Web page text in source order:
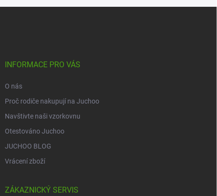
INFORMACE PRO VÁS
O nás
Proč rodiče nakupují na Juchoo
Navštivte naši vzorkovnu
Otestováno Juchoo
JUCHOO BLOG
Vrácení zboží
ZÁKAZNICKÝ SERVIS